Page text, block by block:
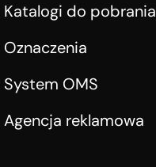
Katalogi do pobrania
Oznaczenia
System OMS
Agencja reklamowa